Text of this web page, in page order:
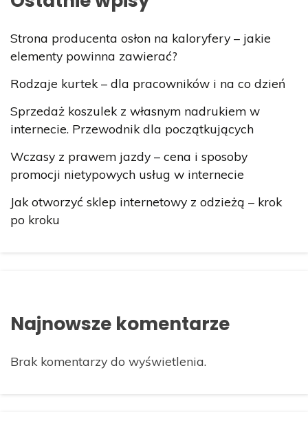
Strona producenta osłon na kaloryfery – jakie
elementy powinna zawierać?
Rodzaje kurtek – dla pracowników i na co dzień
Sprzedaż koszulek z własnym nadrukiem w
internecie. Przewodnik dla początkujących
Wczasy z prawem jazdy – cena i sposoby
promocji nietypowych usług w internecie
Jak otworzyć sklep internetowy z odzieżą – krok
po kroku
Najnowsze komentarze
Brak komentarzy do wyświetlenia.